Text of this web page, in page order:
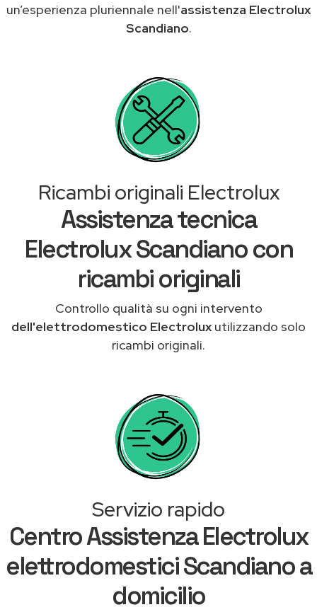
un’esperienza pluriennale nell'assistenza Electrolux
Scandiano.
Ricambi originali Electrolux
Assistenza tecnica
Electrolux Scandiano con
ricambi originali
Controllo qualità su ogni intervento
dell'elettrodomestico Electrolux utilizzando solo
ricambi originali.
Servizio rapido
Centro Assistenza Electrolux
elettrodomestici Scandiano a
domicilio